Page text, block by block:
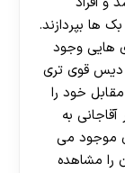
ها بپردازند.
هایی وجود
دیس قوی تری
خود را
به
موجود می
را مشاهده